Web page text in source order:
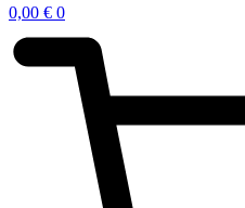
0,00 € 0